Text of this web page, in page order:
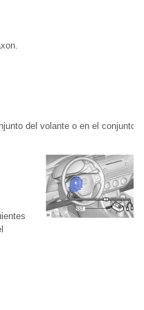
del volante o en el conjunto